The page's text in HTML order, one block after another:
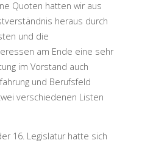
Quoten hatten wir aus
heraus durch
und die
am Ende eine sehr
im Vorstand auch
und Berufsfeld
verschiedenen Listen
16. Legislatur hatte sich